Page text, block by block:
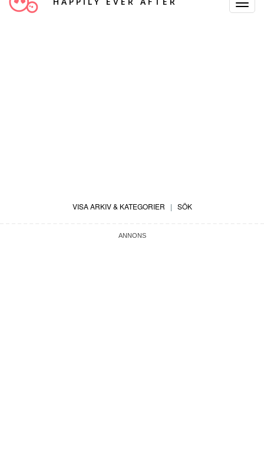
Toggle
VISA ARKIV & KATEGORIER | SÖK